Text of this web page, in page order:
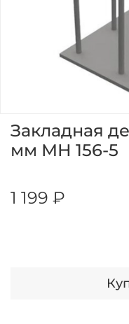
Закладная
мм МН 156-5
1 199 ₽